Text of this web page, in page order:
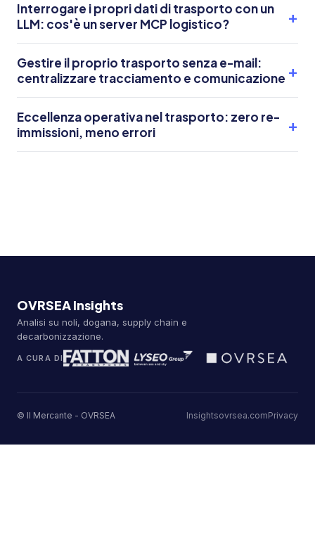
Interrogare i propri dati di trasporto con un
LLM: cos'è un server MCP logistico?
Gestire il proprio trasporto senza e-mail:
centralizzare tracciamento e comunicazione
Eccellenza operativa nel trasporto: zero re-
immissioni, meno errori
OVRSEA Insights
Analisi su noli, dogana, supply chain e
decarbonizzazione.
A CURA DI
© Il Mercante - OVRSEA Insightsovrsea.comPrivacy